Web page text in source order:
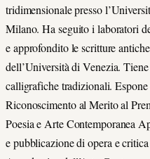
tridimensionale presso
Milano. Ha seguito i laboratori
e approfondito le scritture
dell’Università di Venezia.
calligrafiche tradizionali.
Riconoscimento al Merito al
Poesia e Arte Contemporanea
e pubblicazione di opera e